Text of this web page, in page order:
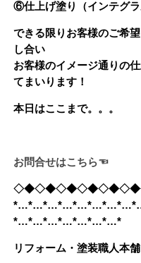
⑥仕上げ塗り（インテグラ
できる限りお客様のご希
し合い
お客様のイメージ通りの
てまいります！
本日はここまで。。。
お問合せはこちら☜
*…*…*…*…*…*…*…*
リフォーム・塗装職人本